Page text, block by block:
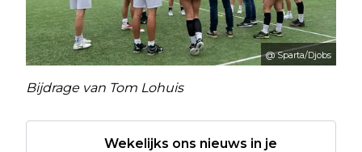
@ Sparta/Djobs
Bijdrage van Tom Lohuis
Wekelijks ons nieuws in je